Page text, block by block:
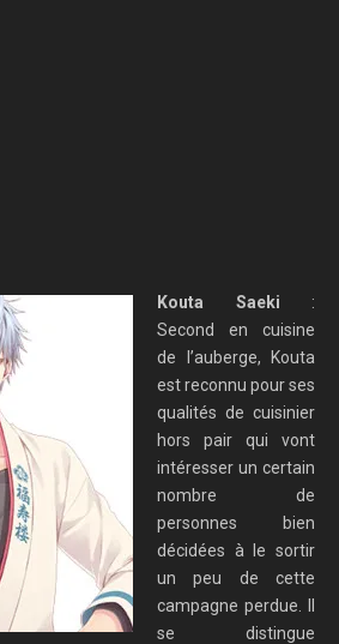
Kouta Saeki :
Second en cuisine
de l’auberge, Kouta
est reconnu pour ses
qualités de cuisinier
hors pair qui vont
intéresser un certain
nombre de
personnes bien
décidées à le sortir
un peu de cette
campagne perdue. Il
se distingue